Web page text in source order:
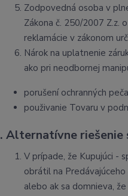
Zodpovedná osoba v
Zákona č. 250/2007 Z.z.
reklamácie v zákonom
Nárok na uplatnenie
ako pri neodbornej
porušení ochranných
použivanie Tovaru v
. Alternatívne riešenie
V prípade, že Kupujúci -
obrátil na
alebo ak sa domnieva,